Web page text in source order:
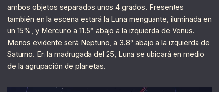
ambos objetos separados unos 4 grados. Presentes
también en la escena estará la Luna menguante, iluminada en
un 15%, y Mercurio a 11.5° abajo a la izquierda de Venus.
Menos evidente será Neptuno, a 3.8° abajo a la izquierda de
Saturno. En la madrugada del 25, Luna se ubicará en medio
de la agrupación de planetas.